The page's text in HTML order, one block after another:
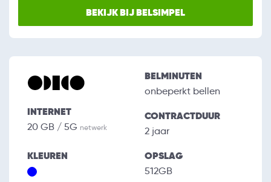
BEKIJK BIJ BELSIMPEL
INTERNET
20 GB / 5G netwerk
BELMINUTEN
onbeperkt bellen
CONTRACTDUUR
2 jaar
KLEUREN OPSLAG
512GB